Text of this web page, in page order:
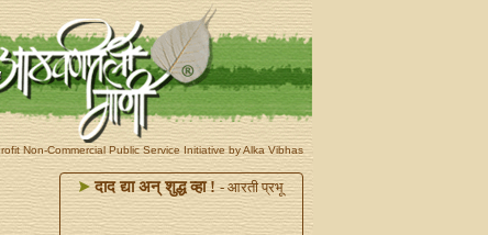
Non-Commercial Public Service Initiative by Alka Vibhas
दाद द्या अन्‌ शुद्ध व्हा ! - आरती प्रभू